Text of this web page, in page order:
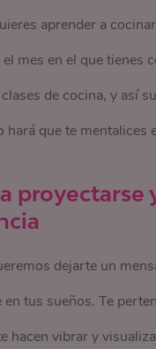
aprender a
el mes en el que tienes
de cocina, y así
hará que te mentalices
proyectarse
dejarte un
en tus sueños. Te
hacen vibrar y